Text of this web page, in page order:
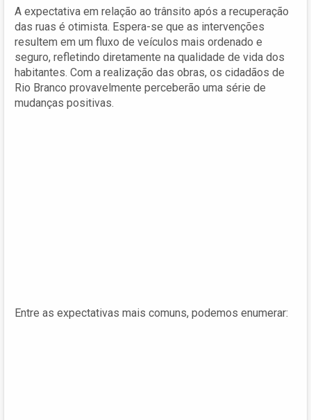
A expectativa em relação ao trânsito após a recuperação
das ruas é otimista. Espera-se que as intervenções
resultem em um fluxo de veículos mais ordenado e
seguro, refletindo diretamente na qualidade de vida dos
habitantes. Com a realização das obras, os cidadãos de
Rio Branco provavelmente perceberão uma série de
mudanças positivas.
Entre as expectativas mais comuns, podemos enumerar: